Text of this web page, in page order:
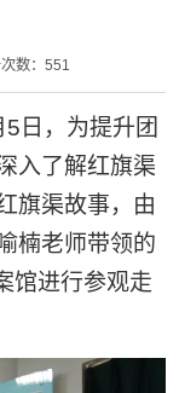
数： 551
5 日，为提升团
入了解红旗渠
旗渠故事，由
楠老师带领的
馆进行参观走